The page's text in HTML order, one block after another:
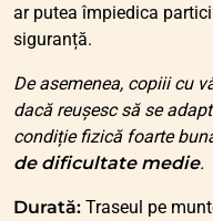
ar putea împiedica
siguranță.
De asemenea, copiii cu
dacă reușesc să se
condiție fizică foarte
de dificultate medie.
Durată: Traseul pe